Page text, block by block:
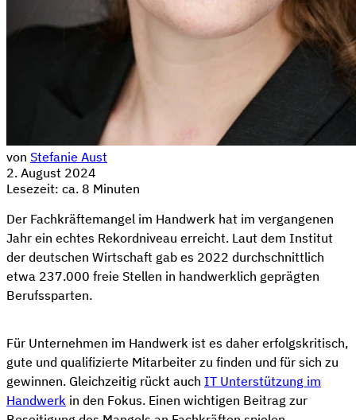
von Stefanie Aust
2. August 2024
Lesezeit: ca. 8 Minuten
Der Fachkräftemangel im Handwerk hat im vergangenen
Jahr ein echtes Rekordniveau erreicht. Laut dem Institut
der deutschen Wirtschaft gab es 2022 durchschnittlich
etwa 237.000 freie Stellen in handwerklich geprägten
Berufssparten.
Für Unternehmen im Handwerk ist es daher erfolgskritisch,
gute und qualifizierte Mitarbeiter zu finden und für sich zu
gewinnen. Gleichzeitig rückt auch IT Unterstützung im
Handwerk in den Fokus. Einen wichtigen Beitrag zur